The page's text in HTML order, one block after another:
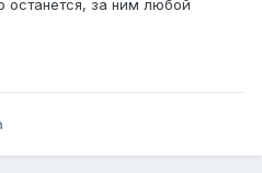
останется, за ним любой